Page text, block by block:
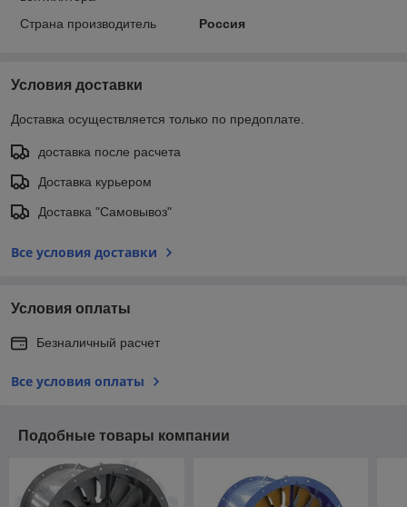
Страна производитель Россия
Условия доставки
Доставка осуществляется только по предоплате.
доставка после расчета
Доставка курьером
Доставка "Самовывоз"
Все условия доставки
Условия оплаты
Безналичный расчет
Все условия оплаты
Подобные товары компании